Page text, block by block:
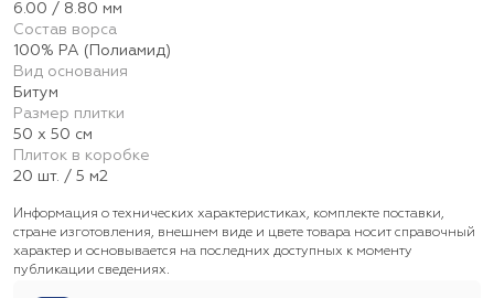
6.00 / 8.80 мм
Состав ворса
100% PA (Полиамид)
Вид основания
Битум
Размер плитки
50 х 50 см
Плиток в коробке
20 шт. / 5 м2
Информация о технических характеристиках, комплекте поставки,
стране изготовления, внешнем виде и цвете товара носит справочный
характер и основывается на последних доступных к моменту
публикации сведениях.